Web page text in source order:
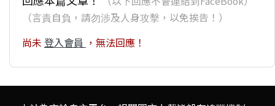
（言責自負，請勿涉及人身攻擊，以免挨告！）
尚未 登入會員 ，無法回應！